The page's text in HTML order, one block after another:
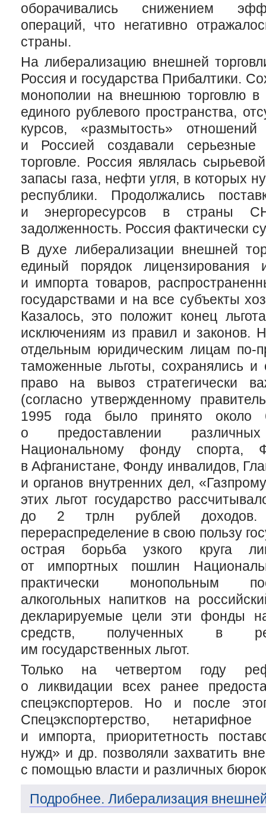
оборачивались снижением
операций, что негативно
страны.
На либерализацию внешней
Россия и государства Прибалтики.
монополии на внешнюю торговлю в
единого рублевого пространства,
курсов, «размытость»
и Россией создавали
торговле. Россия являлась
запасы газа, нефти угля, в которых
республики. Продолжались
и энергоресурсов в страны
задолженность. Россия фактически
В духе либерализации внешней
единый порядок лицензирования
и импорта товаров,
государствами и на все субъекты
Казалось, это положит конец
исключениям из правил и законов.
отдельным юридическим лицам по-
таможенные льготы, сохранялись и
право на вывоз стратегически
(согласно утвержденному
1995 года было принято около
о предоставлении
Национальному фонду спорта,
в Афганистане, Фонду инвалидов,
и органов внутренних дел,
этих льгот государство
до 2 трлн рублей доходов.
перераспределение в свою пользу
острая борьба узкого круга
от импортных пошлин
практически монопольным
алкогольных напитков на
декларируемые цели эти фонды
средств, полученных в
им государственных льгот.
Только на четвертом году
о ликвидации всех ранее
спецэкспортеров. Но и после
Спецэкспортерство,
и импорта, приоритетность
нужд» и др. позволяли захватить
с помощью власти и различных
Подробнее. Либерализация